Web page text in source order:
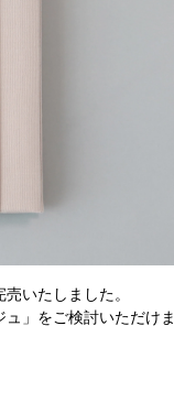
いたしました。
」をご検討いただけま